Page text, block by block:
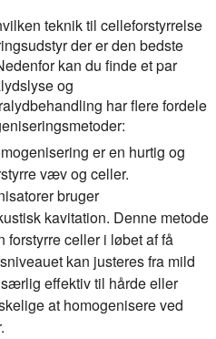
teknik til celleforstyrrelse
der er den bedste
kan du finde et par
og
har flere fordele
er en hurtig og
væv og celler.
bruger
kavitation. Denne metode
forstyrre celler i løbet af få
kan justeres fra mild
effektiv til hårde eller
at homogenisere ved